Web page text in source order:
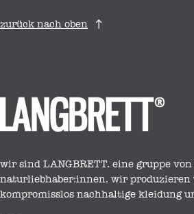
zurück nach oben
wir sind LANGBRETT. eine gruppe
naturliebhaber:innen. wir
kompromisslos nachhaltige kleidung